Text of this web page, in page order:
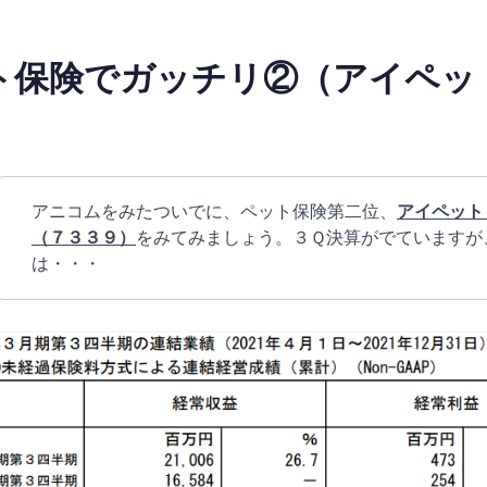
保険でガッチリ②（アイペッ
アニコムをみたついでに、ペット保険第二位、 アイペッ
（７３３９）
をみてみましょう。３Ｑ決算がでていますが
は・・・